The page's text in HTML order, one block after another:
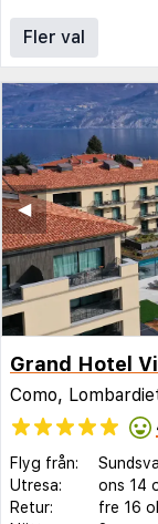
Fler val
◀︎
Grand Hotel
Como,
Flyg från: Sundsvall
Utresa:
ons 14
Retur:
fre 16